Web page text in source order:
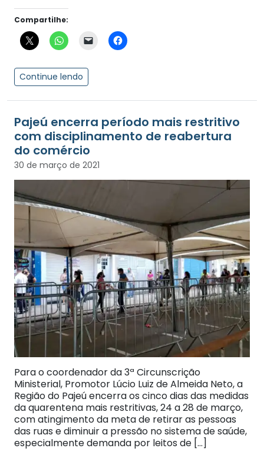
Compartilhe:
Continue lendo
Pajeú encerra período mais restritivo
com disciplinamento de reabertura
do comércio
30 de março de 2021
Para o coordenador da 3ª Circunscrição
Ministerial, Promotor Lúcio Luiz de Almeida Neto, a
Região do Pajeú encerra os cinco dias das medidas
da quarentena mais restritivas, 24 a 28 de março,
com atingimento da meta de retirar as pessoas
das ruas e diminuir a pressão no sistema de saúde,
especialmente demanda por leitos de […]